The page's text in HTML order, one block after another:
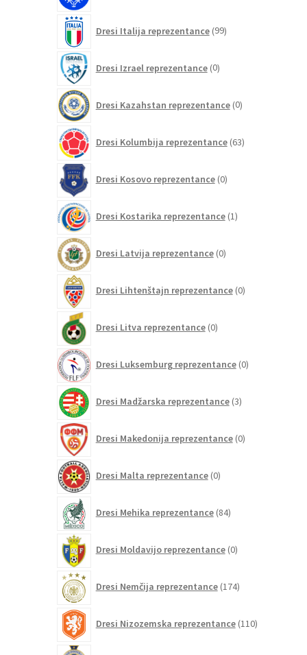
Dresi Italija reprezentance 99izdelkov
Dresi Izrael reprezentance 0izdelkov
Dresi Kazahstan reprezentance 0izdelkov
Dresi Kolumbija reprezentance 63izdelkov
Dresi Kosovo reprezentance 0izdelkov
Dresi Kostarika reprezentance 1izdelek
Dresi Latvija reprezentance 0izdelkov
Dresi Lihtenštajn reprezentance 0izdelkov
Dresi Litva reprezentance 0izdelkov
Dresi Luksemburg reprezentance 0izdelkov
Dresi Madžarska reprezentance 3izdelki
Dresi Makedonija reprezentance 0izdelkov
Dresi Malta reprezentance 0izdelkov
Dresi Mehika reprezentance 84izdelkov
Dresi Moldavijo reprezentance 0izdelkov
Dresi Nemčija reprezentance 174izdelkov
Dresi Nizozemska reprezentance 110izdelkov